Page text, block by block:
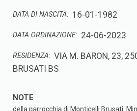
DATA DI NASCITA: 16-01-1982
DATA ORDINAZIONE: 24-06-2023
RESIDENZA: VIA M. BARON, 23,
BRUSATI BS
della parrocchia di Monticelli Brusati.